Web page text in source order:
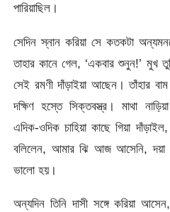
পারিয়াছিল।
সেদিন স্নান করিয়া সে কতকটা
তাহার কানে গেল, ‘একবার শুনুন!’ মুখ
সেই রমণী দাঁড়াইয়া আছেন। তাঁহার
দক্ষিণ হস্তে সিক্তবস্ত্র। মাথা
এদিক-ওদিক চাহিয়া কাছে গিয়া
বলিলেন, আমার ঝি আজ আসেনি,
ভালো হয়।
অন্যদিন তিনি দাসী সঙ্গে করিয়া